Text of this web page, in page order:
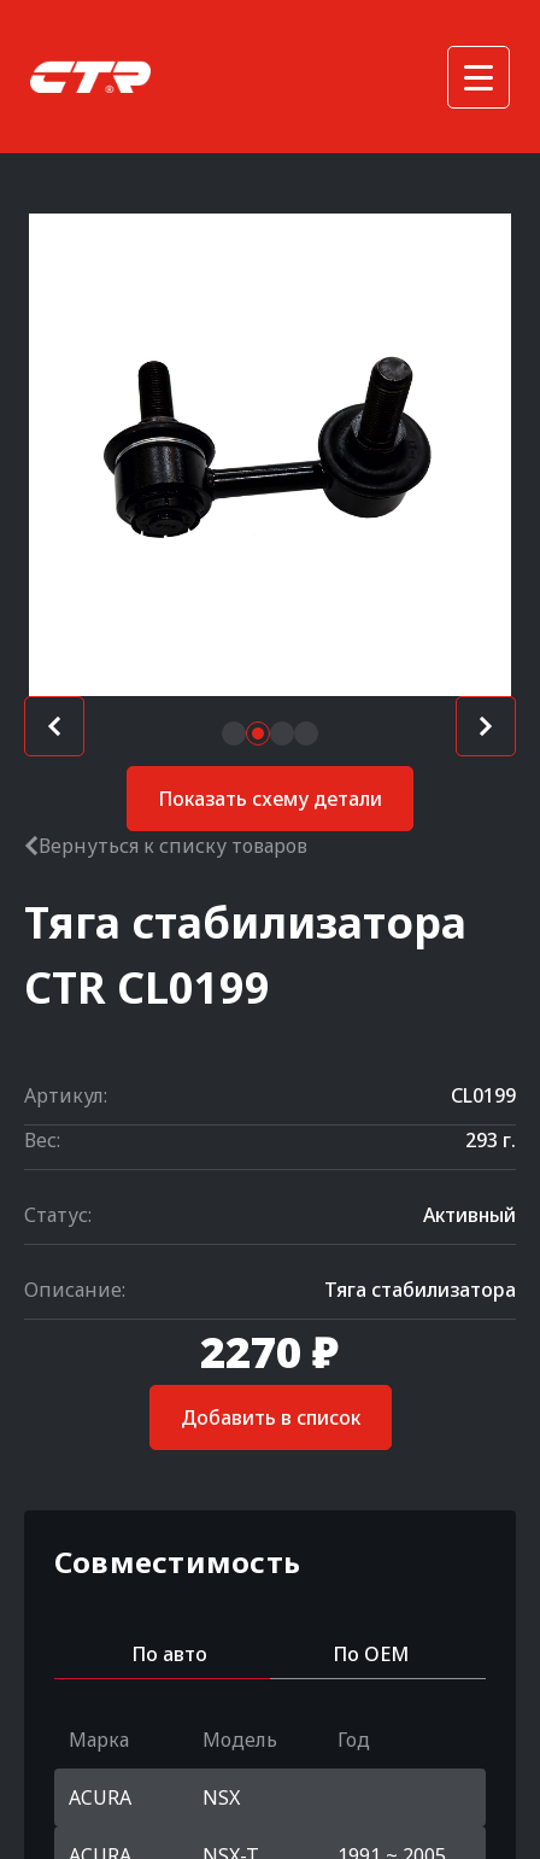
Показать схему детали
Вернуться к списку товаров
Тяга стабилизатора
CTR CL0199
Артикул:
CL0199
Вес:
293 г.
Статус: Активный
Описание: Тяга стабилизатора
2270 ₽
Добавить в список
Совместимость
По авто По OEM
Марка Модель Год
ACURA NSX